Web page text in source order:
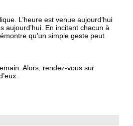
L’heure est venue aujourd’hui
aujourd’hui. En incitant chacun à
qu’un simple geste peut
Alors, rendez-vous sur